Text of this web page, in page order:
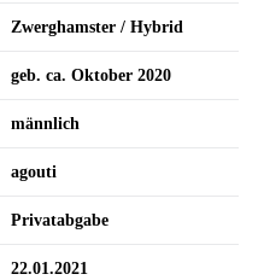
Zwerghamster / Hybrid
geb. ca. Oktober 2020
männlich
agouti
Privatabgabe
22.01.2021